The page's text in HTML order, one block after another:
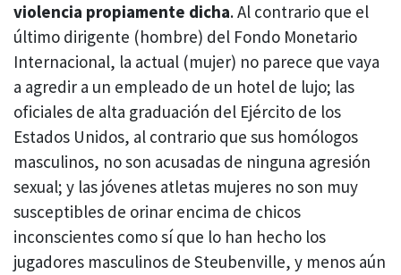
violencia propiamente dicha. Al contrario que el
último dirigente (hombre) del Fondo Monetario
Internacional, la actual (mujer) no parece que vaya
a agredir a un empleado de un hotel de lujo; las
oficiales de alta graduación del Ejército de los
Estados Unidos, al contrario que sus homólogos
masculinos, no son acusadas de ninguna agresión
sexual; y las jóvenes atletas mujeres no son muy
susceptibles de orinar encima de chicos
inconscientes como sí que lo han hecho los
jugadores masculinos de Steubenville, y menos aún